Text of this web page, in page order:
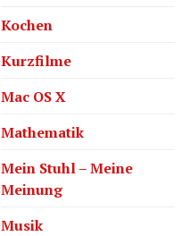
Kochen
Kurzfilme
Mac OS X
Mathematik
Mein Stuhl – Meine
Meinung
Musik